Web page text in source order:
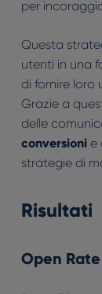
per
Questa
utenti in una
di fornire loro
Grazie a
delle
conversionie
strategie di
Risultati
Open Rate